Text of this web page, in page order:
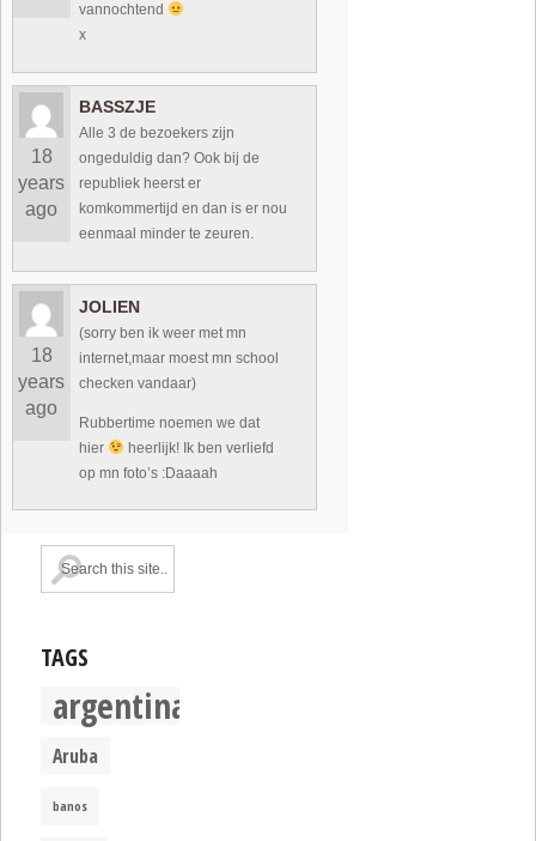
vannochtend
x
18
years
ago
BASSZJE
Alle 3 de bezoekers zijn
ongeduldig dan? Ook bij de
republiek heerst er
komkommertijd en dan is er nou
eenmaal minder te zeuren.
18
years
ago
JOLIEN
(sorry ben ik weer met mn
internet,maar moest mn school
checken vandaar)
Rubbertime noemen we dat
hier
heerlijk! Ik ben verliefd
op mn foto’s :Daaaah
TAGS
argentina
Aruba
banos